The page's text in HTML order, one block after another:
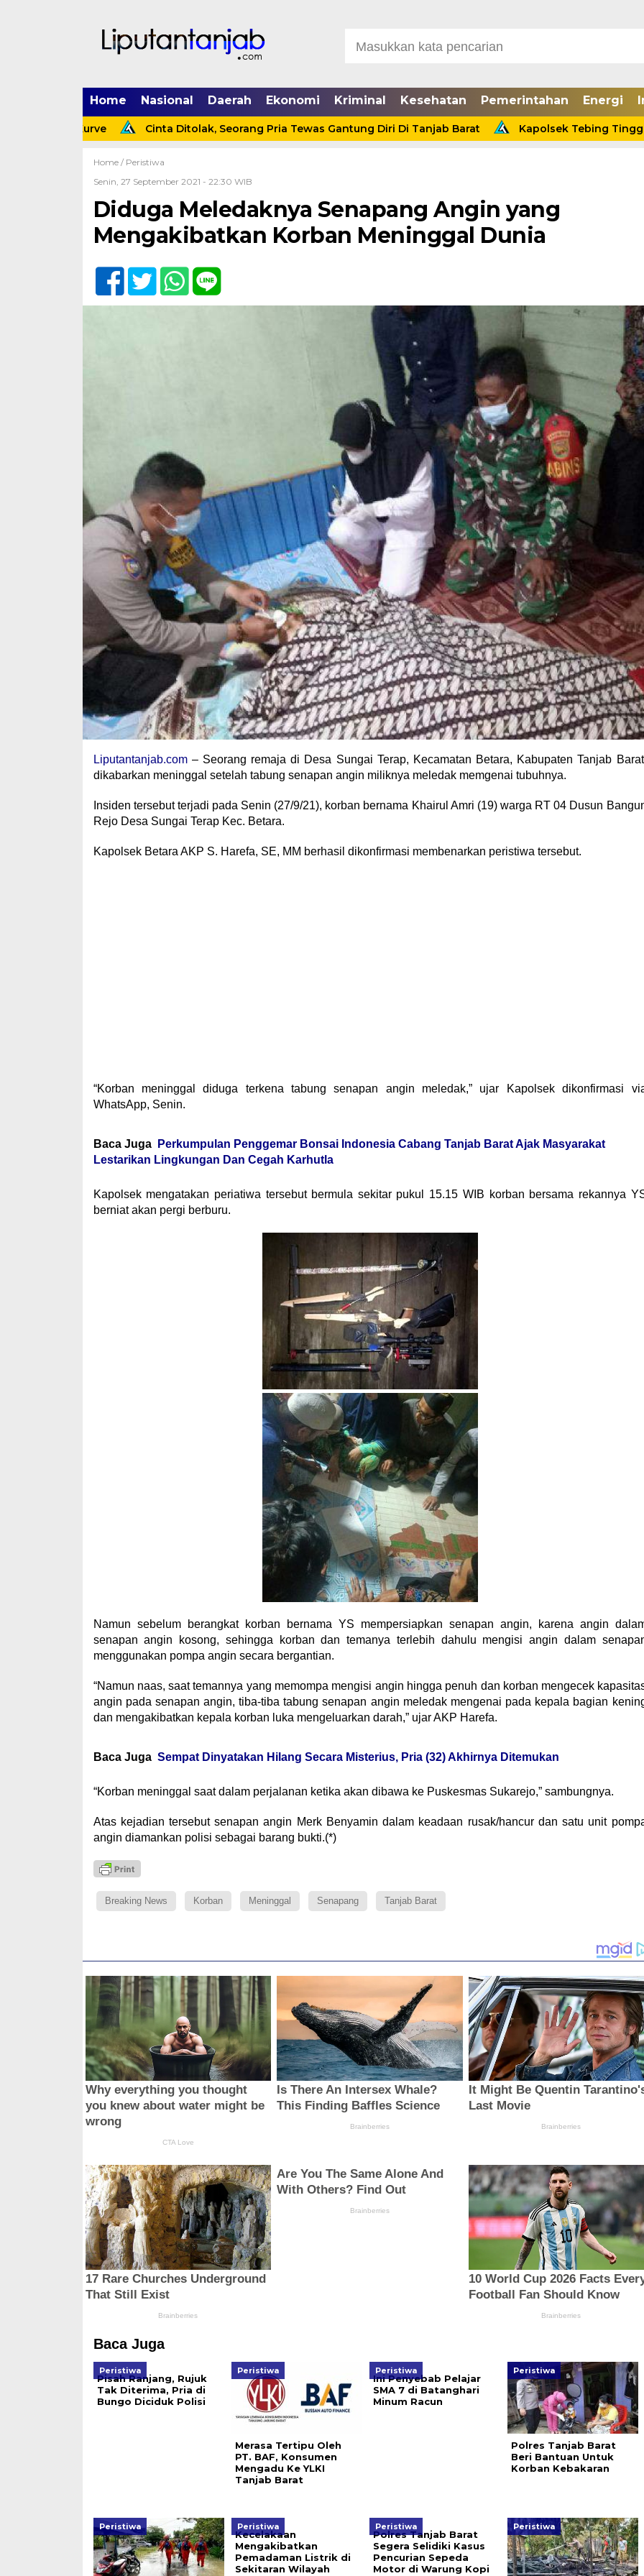
Home Nasional Daerah Ekonomi Kriminal Kesehatan Pemerintahan Energi
Cinta Ditolak, Seorang Pria Tewas Gantung Diri Di Tanjab Barat Kapolsek Tebing Tinggi Pimpin
Home / Peristiwa
Senin, 27 September 2021 - 22:30 WIB
Diduga Meledaknya Senapang Angin yang
Mengakibatkan Korban Meninggal Dunia
Liputantanjab.com– Seorang remaja di Desa Sungai Terap, Kecamatan Betara, Kabupaten Tanjab
dikabarkan meninggal setelah tabung senapan angin miliknya meledak memgenai tubuhnya.
Insiden tersebut terjadi pada Senin (27/9/21), korban bernama Khairul Amri (19) warga RT 04 Dusun
Rejo Desa Sungai Terap Kec. Betara.
Kapolsek Betara AKP S. Harefa, SE, MM berhasil dikonfirmasi membenarkan peristiwa tersebut.
“Korban meninggal diduga terkena tabung senapan angin meledak,” ujar Kapolsek dikonfirmasi
WhatsApp, Senin.
Baca Juga
Perkumpulan Penggemar Bonsai Indonesia Cabang Tanjab Barat Ajak Masyarakat
Lestarikan Lingkungan Dan Cegah Karhutla
Kapolsek mengatakan periatiwa tersebut bermula sekitar pukul 15.15 WIB korban bersama rekannya
berniat akan pergi berburu.
Namun sebelum berangkat korban bernama YS mempersiapkan senapan angin, karena angin
senapan angin kosong, sehingga korban dan temanya terlebih dahulu mengisi angin dalam
menggunakan pompa angin secara bergantian.
“Namun naas, saat temannya yang memompa mengisi angin hingga penuh dan korban mengecek
angin pada senapan angin, tiba-tiba tabung senapan angin meledak mengenai pada kepala bagian
dan mengakibatkan kepala korban luka mengeluarkan darah,” ujar AKP Harefa.
Baca Juga Sempat Dinyatakan Hilang Secara Misterius, Pria (32) Akhirnya Ditemukan
“Korban meninggal saat dalam perjalanan ketika akan dibawa ke Puskesmas Sukarejo,” sambungnya.
Atas kejadian tersebut senapan angin Merk Benyamin dalam keadaan rusak/hancur dan satu unit
angin diamankan polisi sebagai barang bukti.(*)
Breaking News Korban Meninggal Senapang Tanjab Barat
Baca Juga
Peristiwa
Pisah Ranjang, Rujuk
Tak Diterima, Pria di
Bungo Diciduk Polisi
Peristiwa
Merasa Tertipu Oleh
PT. BAF, Konsumen
Mengadu Ke YLKI
Tanjab Barat
Peristiwa
Ini Penyebab Pelajar
SMA 7 di Batanghari
Minum Racun
Peristiwa
Polres Tanjab Barat
Beri Bantuan Untuk
Korban Kebakaran
Peristiwa Peristiwa
Kecelakaan
Mengakibatkan
Pemadaman Listrik di
Sekitaran Wilayah
Peristiwa
Polres Tanjab Barat
Segera Selidiki Kasus
Pencurian Sepeda
Motor di Warung Kopi
Peristiwa